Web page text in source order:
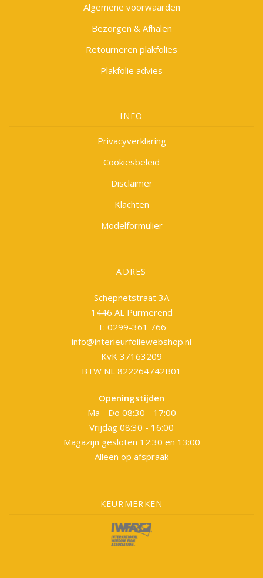
Algemene voorwaarden
Bezorgen & Afhalen
Retourneren plakfolies
Plakfolie advies
INFO
Privacyverklaring
Cookiesbeleid
Disclaimer
Klachten
Modelformulier
ADRES
Schepnetstraat 3A
1446 AL Purmerend
T: 0299-361 766
info@interieurfoliewebshop.nl
KvK 37163209
BTW NL 822264742B01
Openingstijden
Ma - Do 08:30 - 17:00
Vrijdag 08:30 - 16:00
Magazijn gesloten 12:30 en 13:00
Alleen op afspraak
KEURMERKEN